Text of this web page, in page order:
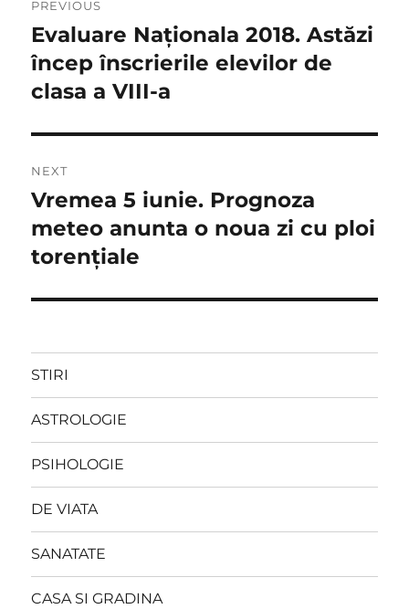
în
articole
PREVIOUS
Previous
post:
Evaluare Naționala 2018. Astăzi
încep înscrierile elevilor de
clasa a VIII-a
NEXT
Next
post:
Vremea 5 iunie. Prognoza
meteo anunta o noua zi cu ploi
torențiale
STIRI
ASTROLOGIE
PSIHOLOGIE
DE VIATA
SANATATE
CASA SI GRADINA